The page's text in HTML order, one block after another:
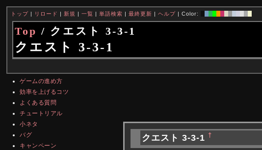
トップ リロード |新規 |一覧 |単語検索 |最終更新 |ヘルプ | Color:
Top / クエスト 3-3-1
クエスト 3-3-1
ゲームの進め方
効率を上げるコツ
よくある質問
チュートリアル
小ネタ
バグ
キャンペーン
クエスト 3-3-1 †